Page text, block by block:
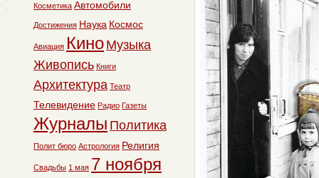
Косметика Автомобили
Достижения Наука Космос
Авиация Кино Музыка
Живопись Книги
Архитектура Театр
Телевидение Радио Газеты
Журналы Политика
Полит бюро Астрология Религия
Свадьбы 1 мая 7 ноября